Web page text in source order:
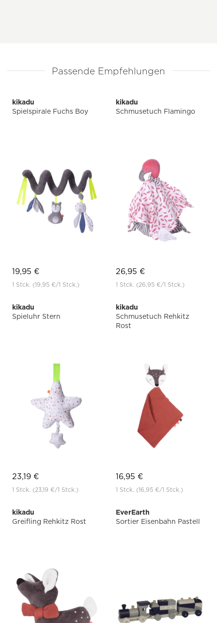
Passende Empfehlungen
kikadu
Spielspirale Fuchs Boy
19,95 €
1 Stck. (19,95 €/1 Stck.)
kikadu
Schmusetuch Flamingo
26,95 €
1 Stck. (26,95 €/1 Stck.)
kikadu
Spieluhr Stern
23,19 €
1 Stck. (23,19 €/1 Stck.)
kikadu
Schmusetuch Rehkitz
Rost
16,95 €
1 Stck. (16,95 €/1 Stck.)
kikadu
Greifling Rehkitz Rost
EverEarth
Sortier Eisenbahn Pastell